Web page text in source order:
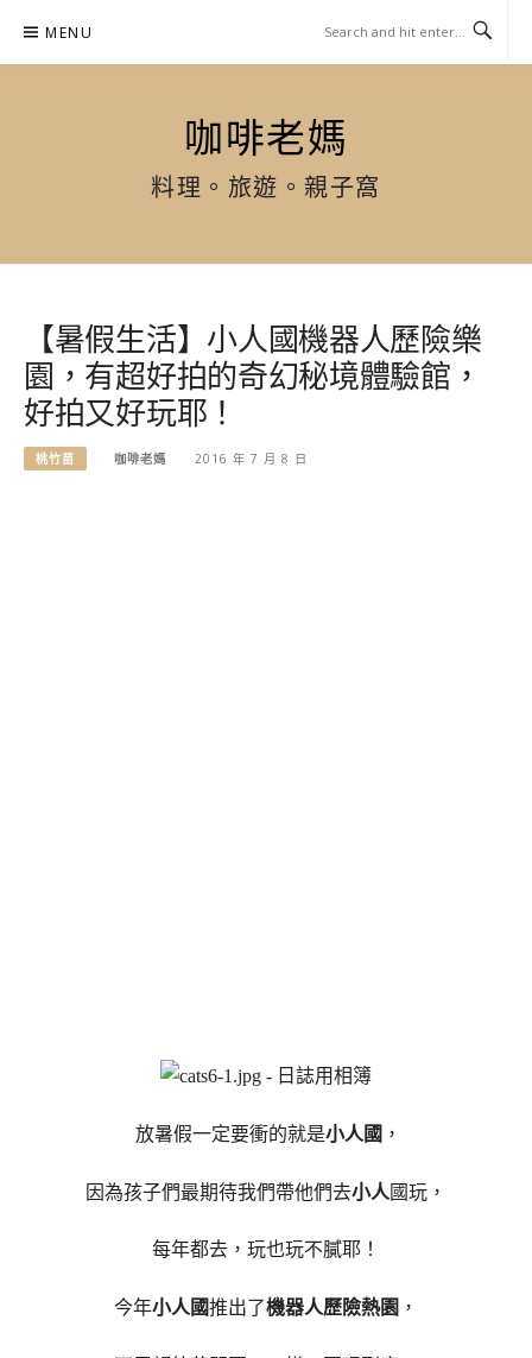
content
MENU
咖啡老媽
料理。旅遊。親子窩
【暑假生活】小人國機器人歷險樂
園，有超好拍的奇幻秘境體驗館，
好拍又好玩耶！
桃竹苗 咖啡老媽 2016 年 7 月 8 日
放暑假一定要衝的就是小人國 ，
因為孩子們最期待我們帶他們去小人 國玩，
每年都去，玩也玩不膩耶！
今年小人國推出了機器人歷險熱園 ，